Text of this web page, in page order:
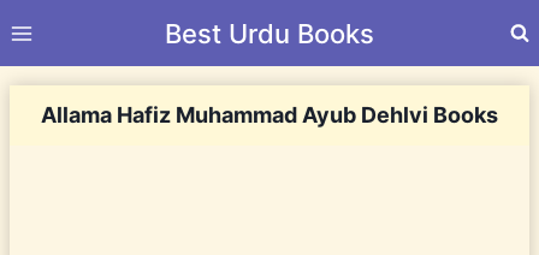
to
Best Urdu Books
Allama Hafiz Muhammad Ayub Dehlvi Books